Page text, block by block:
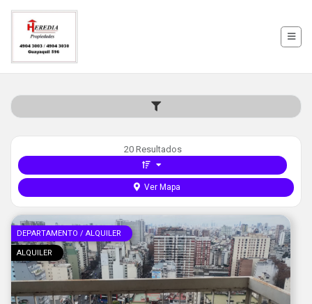
20 Resultados
Ver Mapa
DEPARTAMENTO / ALQUILER
ALQUILER